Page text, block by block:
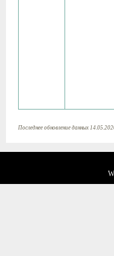
Последнее обновление данных